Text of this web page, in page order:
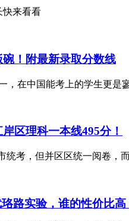
快来看看
！附最新录取分数线
，在中国能考上的学生更
区理科一本线495分！
统考，但并区区统一阅卷
路实验，谁的性价比高